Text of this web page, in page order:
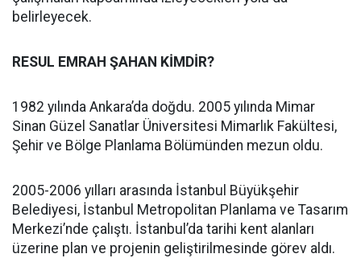
belirleyecek.
RESUL EMRAH ŞAHAN KİMDİR?
1982 yılında Ankara’da doğdu. 2005 yılında Mimar
Sinan Güzel Sanatlar Üniversitesi Mimarlık Fakültesi,
Şehir ve Bölge Planlama Bölümünden mezun oldu.
2005-2006 yılları arasında İstanbul Büyükşehir
Belediyesi, İstanbul Metropolitan Planlama ve Tasarım
Merkezi’nde çalıştı. İstanbul’da tarihi kent alanları
üzerine plan ve projenin geliştirilmesinde görev aldı.